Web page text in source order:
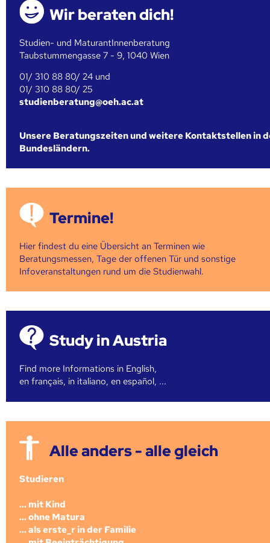
Wir beraten dich!
Studien- und MaturantInnenberatung
Taubstummengasse 7 - 9, 1040 Wien
01/ 310 88 80/ 24 und
01/ 310 88 80/ 25
studienberatung@oeh.ac.at
Unsere Beratungszeiten und weitere Kontaktstellen in
Bundesländern.
Termine!
Hier findest du eine Übersicht an Terminen wie
Beratungsmessen, Tage der offenen Tür und sonstige
Infoveranstaltungen rund um die Studienwahl.
Study in Austria
Find more Informations in English,
en français, in italiano, en español, ...
Alle anders - alle gleich
Studieren
... mit Kind
... ohne Matura
... als erste_r in der Familie